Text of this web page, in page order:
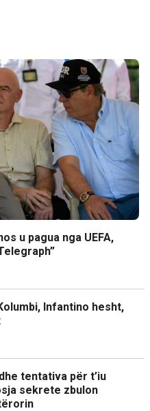
u pagua nga UEFA,
Infantino hesht,
tentativa për t’iu
sekrete zbulon